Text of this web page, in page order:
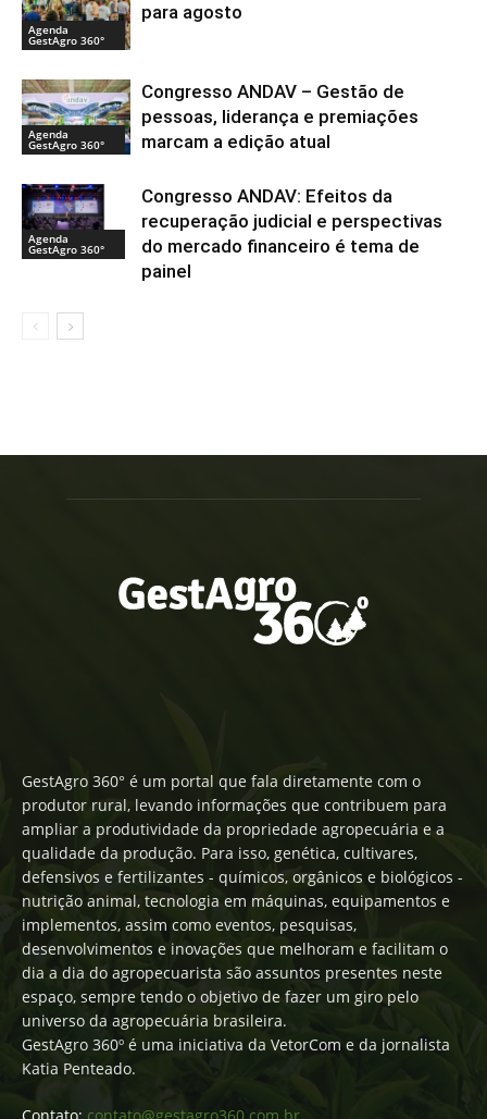
Agenda
GestAgro 360°
para agosto
Agenda
GestAgro 360°
Congresso ANDAV – Gestão de
pessoas, liderança e premiações
marcam a edição atual
Agenda
GestAgro 360°
Congresso ANDAV: Efeitos da
recuperação judicial e perspectivas
do mercado financeiro é tema de
painel
GestAgro 360° é um portal que fala diretamente com o
produtor rural, levando informações que contribuem para
ampliar a produtividade da propriedade agropecuária e a
qualidade da produção. Para isso, genética, cultivares,
defensivos e fertilizantes - químicos, orgânicos e biológicos -
nutrição animal, tecnologia em máquinas, equipamentos e
implementos, assim como eventos, pesquisas,
desenvolvimentos e inovações que melhoram e facilitam o
dia a dia do agropecuarista são assuntos presentes neste
espaço, sempre tendo o objetivo de fazer um giro pelo
universo da agropecuária brasileira.
GestAgro 360º é uma iniciativa da VetorCom e da jornalista
Katia Penteado.